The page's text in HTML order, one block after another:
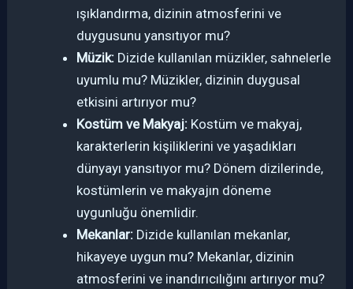
ışıklandırma, dizinin atmosferini ve
duygusunu yansıtıyor mu?
Müzik: Dizide kullanılan müzikler, sahnelerle
uyumlu mu? Müzikler, dizinin duygusal
etkisini artırıyor mu?
Kostüm ve Makyaj: Kostüm ve makyaj,
karakterlerin kişiliklerini ve yaşadıkları
dünyayı yansıtıyor mu? Dönem dizilerinde,
kostümlerin ve makyajın döneme
uygunluğu önemlidir.
Mekanlar: Dizide kullanılan mekanlar,
hikayeye uygun mu? Mekanlar, dizinin
atmosferini ve inandırıcılığını artırıyor mu?